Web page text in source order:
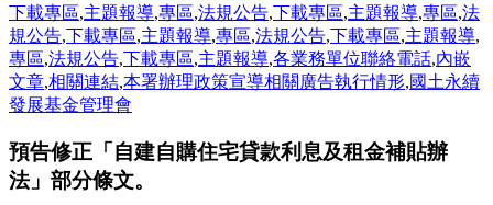
下載專區,主題報導,專區,法規公告,下載專區,主題報導,專區,法
規公告,下載專區,主題報導,專區,法規公告,下載專區,主題報導,
專區,法規公告,下載專區,主題報導,各業務單位聯絡電話,內嵌
文章,相關連結,本署辦理政策宣導相關廣告執行情形,國土永續
發展基金管理會
預告修正「自建自購住宅貸款利息及租金補貼辦
法」部分條文。